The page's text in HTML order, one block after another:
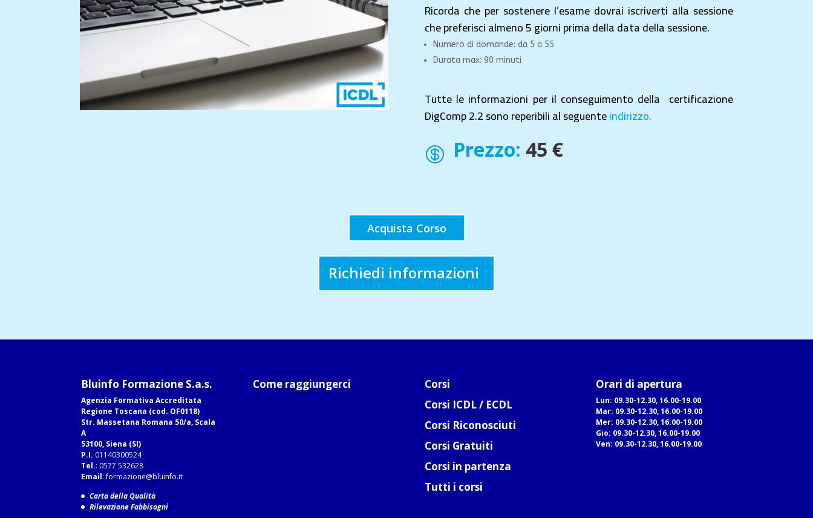
Ricorda che per sostenere l’esame dovrai iscriverti alla sessione
che preferisci almeno 5 giorni prima della data della sessione.
Numero di domande: da 5 a 55
Durata max: 90 minuti
Tutte le informazioni per il conseguimento della certificazione
DigComp 2.2 sono reperibili al seguenteindirizzo.
 Prezzo: 45 €
Acquista Corso
Richiedi informazioni
Bluinfo Formazione S.a.s.
Agenzia Formativa Accreditata
Regione Toscana (cod. OF0118)
Str. Massetana Romana 50/a, Scala
A
53100, Siena (SI)
P.I. 01140300524
Tel.: 0577 532628
Email:formazione@bluinfo.it
Carta della Qualità
Rilevazione Fabbisogni
Come raggiungerci
Corsi
Corsi ICDL / ECDL
Corsi Riconosciuti
Corsi Gratuiti
Corsi in partenza
Tutti i corsi
Orari di apertura
Lun: 09.30-12.30, 16.00-19.00
Mar: 09.30-12.30, 16.00-19.00
Mer: 09.30-12.30, 16.00-19.00
Gio: 09.30-12.30, 16.00-19.00
Ven: 09.30-12.30, 16.00-19.00